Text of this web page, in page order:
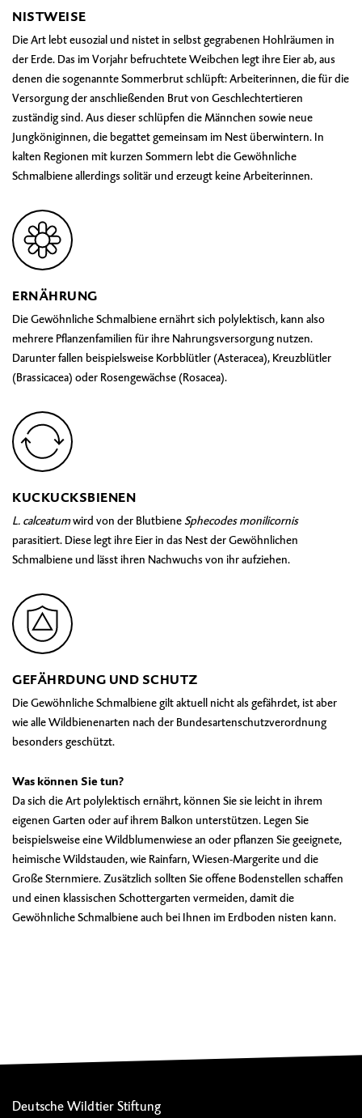
NISTWEISE
Die Art lebt eusozial und nistet in selbst gegrabenen Hohlräumen in
der Erde. Das im Vorjahr befruchtete Weibchen legt ihre Eier ab, aus
denen die sogenannte Sommerbrut schlüpft: Arbeiterinnen, die für die
Versorgung der anschließenden Brut von Geschlechtertieren
zuständig sind. Aus dieser schlüpfen die Männchen sowie neue
Jungköniginnen, die begattet gemeinsam im Nest überwintern. In
kalten Regionen mit kurzen Sommern lebt die Gewöhnliche
Schmalbiene allerdings solitär und erzeugt keine Arbeiterinnen.
ERNÄHRUNG
Die Gewöhnliche Schmalbiene ernährt sich polylektisch, kann also
mehrere Pflanzenfamilien für ihre Nahrungsversorgung nutzen.
Darunter fallen beispielsweise Korbblütler (Asteracea), Kreuzblütler
(Brassicacea) oder Rosengewächse (Rosacea).
KUCKUCKSBIENEN
L. calceatumwird von der BlutbieneSphecodes monilicornis
parasitiert. Diese legt ihre Eier in das Nest der Gewöhnlichen
Schmalbiene und lässt ihren Nachwuchs von ihr aufziehen.
GEFÄHRDUNG UND SCHUTZ
Die Gewöhnliche Schmalbiene gilt aktuell nicht als gefährdet, ist aber
wie alle Wildbienenarten nach der Bundesartenschutzverordnung
besonders geschützt.
Was können Sie tun?
Da sich die Art polylektisch ernährt, können Sie sie leicht in ihrem
eigenen Garten oder auf ihrem Balkon unterstützen. Legen Sie
beispielsweise eine Wildblumenwiese an oder pflanzen Sie geeignete,
heimische Wildstauden, wie Rainfarn, Wiesen-Margerite und die
Große Sternmiere. Zusätzlich sollten Sie offene Bodenstellen schaffen
und einen klassischen Schottergarten vermeiden, damit die
Gewöhnliche Schmalbiene auch bei Ihnen im Erdboden nisten kann.
Deutsche Wildtier Stiftung